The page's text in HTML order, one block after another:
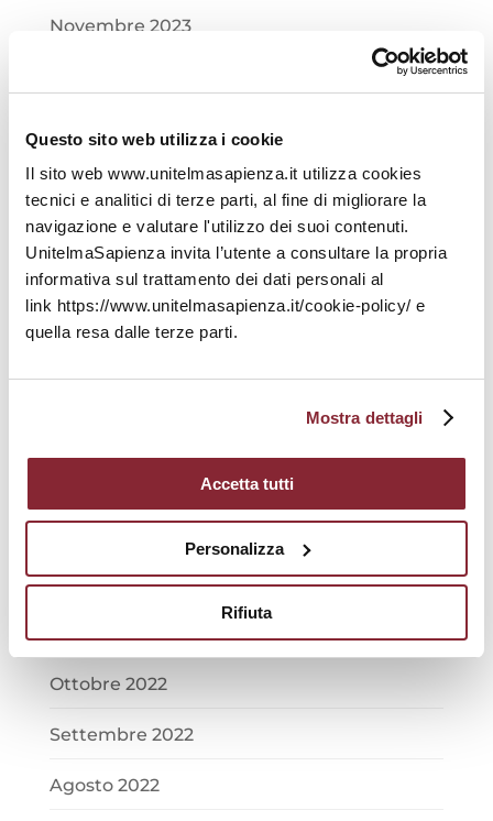
Questo sito web utilizza i cookie
Il sito web www.unitelmasapienza.it utilizza cookies
tecnici e analitici di terze parti, al fine di migliorare la
navigazione e valutare l'utilizzo dei suoi contenuti.
UnitelmaSapienza invita l’utente a consultare la propria
informativa sul trattamento dei dati personali al
link https://www.unitelmasapienza.it/cookie-policy/ e
quella resa dalle terze parti.
Mostra dettagli
Accetta tutti
Personalizza
Rifiuta
Novembre 2023
Agosto 2023
Luglio 2023
Giugno 2023
Maggio 2023
Aprile 2023
Dicembre 2022
Novembre 2022
Ottobre 2022
Settembre 2022
Agosto 2022